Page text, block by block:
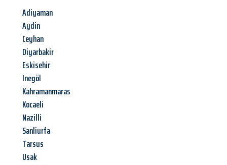
Adiyaman
Aydin
Ceyhan
Diyarbakir
Eskisehir
Inegöl
Kahramanmaras
Kocaeli
Nazilli
Sanliurfa
Tarsus
Usak